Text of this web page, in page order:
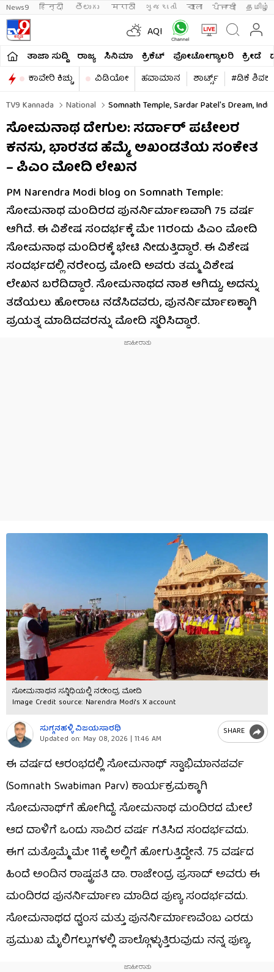
News9 हिन्दी తెలుగు मराठी ગુજરાતી বাংলা ਪੰਜਾਬੀ தமிழ்
AQI
ತಾಜಾ ಸುದ್ದಿ ರಾಜ್ಯ ಸಿನಿಮಾ ಕ್ರಿಕೆಟ್​ ಫೋಟೋಗ್ಯಾಲರಿ ಕ್ರೀಡೆ
ಕಾವೇರಿ ಕಿಚ್ಚು
ವಿಡಿಯೋ ಹವಾಮಾನ ಶಾರ್ಟ್ಸ್​
#ಡಿಕೆ
TV9 Kannada
National Somnath Temple, Sardar Patel's Dream,
ಸೋಮನಾಥ ದೇಗುಲ: ಸರ್ದಾರ್ ಪಟೇಲರ
ಕನಸು, ಭಾರತದ ಹೆಮ್ಮೆ, ಅಖಂಡತೆಯ ಸಂಕೇತ
– ಪಿಎಂ ಮೋದಿ ಲೇಖನ
PM Narendra Modi blog on Somnath Temple:
ಸೋಮನಾಥ ಮಂದಿರದ ಪುನರ್ನಿರ್ಮಾಣವಾಗಿ 75 ವರ್ಷ
ಆಗಿದೆ. ಈ ವಿಶೇಷ ಸಂದರ್ಭಕ್ಕೆ ಮೇ 11ರಂದು ಪಿಎಂ ಮೋದಿ
ಸೋಮನಾಥ ಮಂದಿರಕ್ಕೆ ಭೇಟಿ ನೀಡುತ್ತಿದ್ದಾರೆ. ಈ ವಿಶೇಷ
ಸಂದರ್ಭದಲ್ಲಿ ನರೇಂದ್ರ ಮೋದಿ ಅವರು ತಮ್ಮ ವಿಶೇಷ
ಲೇಖನ ಬರೆದಿದ್ದಾರೆ. ಸೋಮನಾಥದ ನಾಶ ಆಗಿದ್ದು, ಅದನ್ನು
ತಡೆಯಲು ಹೋರಾಟ ನಡೆಸಿದವರು, ಪುನರ್ನಿರ್ಮಾಣಕ್ಕಾಗಿ
ಪ್ರಯತ್ನ ಮಾಡಿದವರನ್ನು ಮೋದಿ ಸ್ಮರಿಸಿದ್ದಾರೆ.
ಸೋಮನಾಥನ ಸನ್ನಿಧಿಯಲ್ಲಿ ನರೇಂದ್ರ ಮೋದಿ
Image Credit source: Narendra Modi's X account
ಸುಗ್ಗನಹಳ್ಳಿ ವಿಜಯಸಾರಥಿ
Updated on: May 08, 2026 | 11:46 AM
SHARE
ಈ ವರ್ಷದ ಆರಂಭದಲ್ಲಿ ಸೋಮನಾಥ್ ಸ್ವಾಭಿಮಾನಪರ್ವ
(Somnath Swabiman Parv) ಕಾರ್ಯಕ್ರಮಕ್ಕಾಗಿ
ಸೋಮನಾಥ್​ಗೆ ಹೋಗಿದ್ದೆ. ಸೋಮನಾಥ ಮಂದಿರದ ಮೇಲೆ
ಆದ ದಾಳಿಗೆ ಒಂದು ಸಾವಿರ ವರ್ಷ ಗತಿಸಿದ ಸಂದರ್ಭವದು.
ಈಗ ಮತ್ತೊಮ್ಮೆ ಮೇ 11ಕ್ಕೆ ಅಲ್ಲಿಗೆ ಹೋಗುತ್ತಿದ್ದೇನೆ. 75 ವರ್ಷದ
ಹಿಂದೆ ಅಂದಿನ ರಾಷ್ಟ್ರಪತಿ ಡಾ. ರಾಜೇಂದ್ರ ಪ್ರಸಾದ್ ಅವರು ಈ
ಮಂದಿರದ ಪುನರ್ನಿರ್ಮಾಣ ಮಾಡಿದ ಪುಣ್ಯ ಸಂದರ್ಭವದು.
ಸೋಮನಾಥದ ಧ್ವಂಸ ಮತ್ತು ಪುನರ್ನಿರ್ಮಾಣವೆಂಬ ಎರಡು
ಪ್ರಮುಖ ಮೈಲಿಗಲ್ಲುಗಳಲ್ಲಿ ಪಾಲ್ಗೊಳ್ಳುತ್ತಿರುವುದು ನನ್ನ ಪುಣ್ಯ.